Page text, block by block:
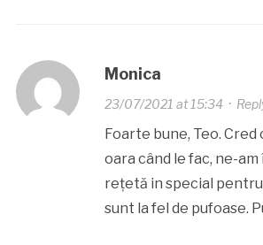
Monica
23/07/2021 at 15:34·
Foarte bune, Teo. Cred
oara când le fac, ne-
rețetă in special pentru
sunt la fel de pufoase.